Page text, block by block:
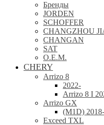
Бренды
JORDEN
SCHOFFER
CHANGZHOU
CHANGAN
SAT
O.E.M.
CHERY
Arrizo 8
2022-
Arrizo 8 I
Arrizo GX
(M1D)
Exceed TXL